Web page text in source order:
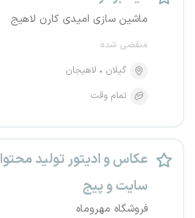
ماشین سازی امیدی کارن لاهیج
منقضی شده
گیلان
لاهیجان
تمام وقت
عکاس و ادیتور تولید محتوا
سایت و پیج
فروشگاه مهروماه